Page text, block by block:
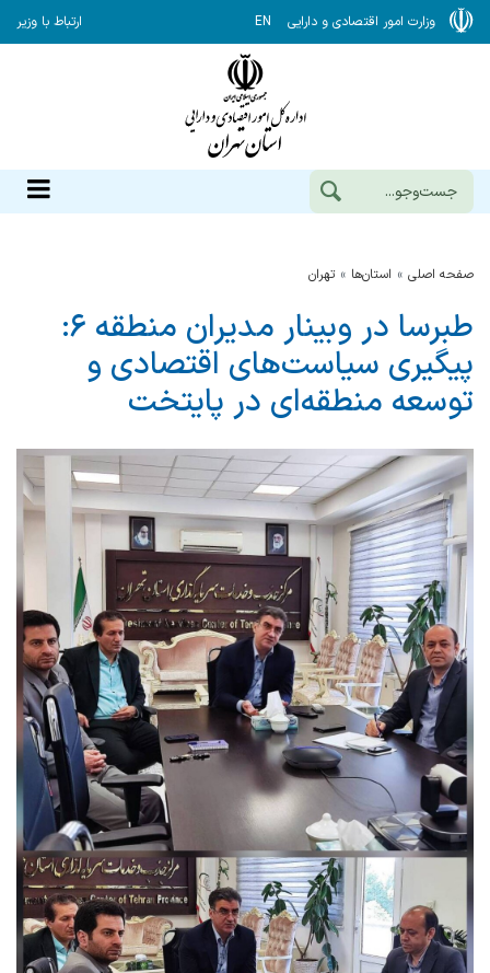
وزارت امور اقتصادی و دارایی EN ارتباط با وزیر
صفحه اصلی استان‌ها تهران
طبرسا در وبینار مدیران منطقه ۶:
پیگیری سیاست‌های اقتصادی و
توسعه منطقه‌ای در پایتخت